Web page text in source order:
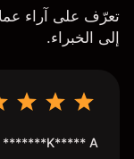
تعرّف على آراء
إلى الخبراء.
K***** A*******